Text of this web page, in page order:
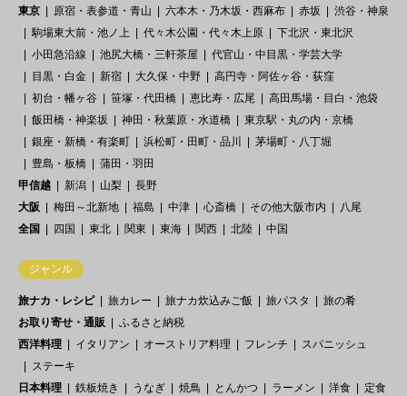
東京
原宿・表参道・青山 六本木・乃木坂・西麻布 赤坂
渋谷・神泉
駒場東大前・池ノ上
代々木公園・代々木上原
下北沢・東北沢
小田急沿線
池尻大橋・三軒茶屋
代官山・中目黒・学芸大学
目黒・白金
新宿 大久保・中野
高円寺・阿佐ヶ谷・荻窪
初台・幡ヶ谷
笹塚・代田橋 恵比寿・広尾
高田馬場・目白・池袋
飯田橋・神楽坂
神田・秋葉原・水道橋
東京駅・丸の内・京橋
銀座・新橋・有楽町
浜松町・田町・品川
茅場町・八丁堀
豊島・板橋
蒲田・羽田
甲信越
新潟 山梨
長野
大阪
梅田～北新地 福島 中津 心斎橋 その他大阪市内
八尾
全国
四国 東北 関東 東海 関西 北陸 中国
ジャンル
旅ナカ・レシピ 旅カレー 旅ナカ炊込みご飯 旅パスタ
旅の肴
お取り寄せ・通販
ふるさと納税
西洋料理
イタリアン オーストリア料理 フレンチ
スパニッシュ
ステーキ
日本料理
鉄板焼き うなぎ 焼鳥 とんかつ ラーメン 洋食
定食